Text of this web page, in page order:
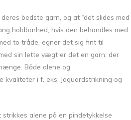
bedste garn, og at “det slides med
holdbarhed, hvis den behandles med
to tråde, egner det sig fint til
sin lette vægt er det en garn, der
Både alene og
kvaliteter i f. eks. Jaguardstrikning og
alene på en pindetykkelse